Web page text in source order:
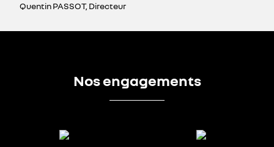
Quentin PASSOT, Directeur
Nos engagements